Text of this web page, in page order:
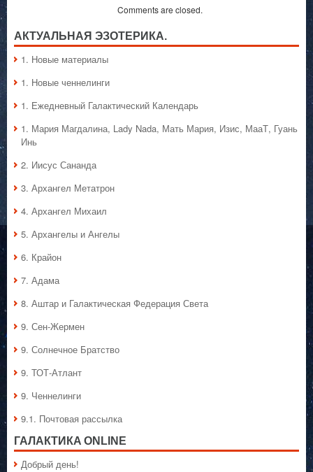
Comments are closed.
АКТУАЛЬНАЯ ЭЗОТЕРИКА.
1. Hовые материалы
1. Hовые ченнелинги
1. Ежедневный Галактический Календарь
1. Мария Магдалина, Lady Nada, Мать Мария, Изис, МааТ, Гуань
Инь
2. Иисус Сананда
3. Архангел Метатрон
4. Архангел Михаил
5. Архангелы и Ангелы
6. Крайон
7. Адама
8. Аштар и Галактическая Федерация Света
9. Сен-Жермен
9. Солнечное Братство
9. ТОТ-Атлант
9. Ченнелинги
9.1. Почтовая рассылка
ГАЛАКТИКA ONLINE
Добрый день!